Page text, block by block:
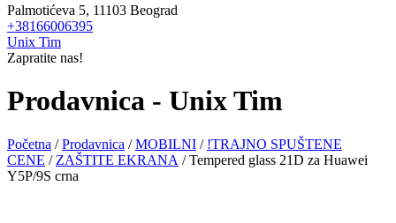
Palmotićeva 5, 11103 Beograd
+38166006395
Unix Tim
Zapratite nas!
Prodavnica - Unix Tim
Početna /Prodavnica /MOBILNI / !TRAJNO SPUŠTENE
CENE / ZAŠTITE EKRANA / Tempered glass 21D za Huawei
Y5P/9S crna